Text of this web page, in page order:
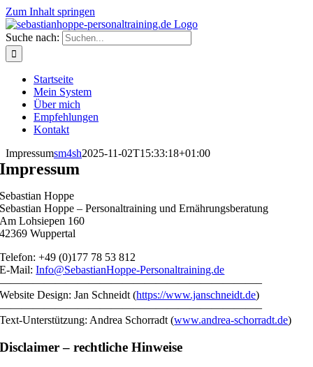
Zum Inhalt springen
Suche nach:
Startseite
Mein System
Über mich
Empfehlungen
Kontakt
Impressumsm4sh2025-11-02T15:33:18+01:00
Impressum
Sebastian Hoppe
Sebastian Hoppe – Personaltraining und Ernährungsberatung
Am Lohsiepen 160
42369 Wuppertal
Telefon: +49 (0)177 78 53 812
E-Mail:Info@SebastianHoppe-Personaltraining.de
———————————————————————–
Website Design: Jan Schneidt (https://www.janschneidt.de)
———————————————————————–
Text-Unterstützung: Andrea Schorradt (www.andrea-schorradt.de)
Disclaimer – rechtliche Hinweise